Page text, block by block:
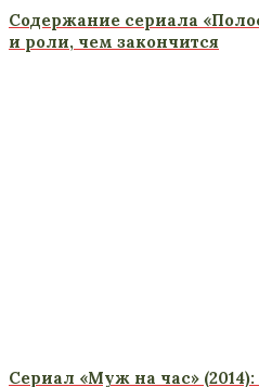
Содержание сериала
и роли, чем закончится
Сериал «Муж на час»